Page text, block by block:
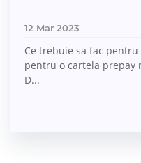
12 Mar 2023
Ce trebuie sa fac
pentru o cartela prepay
D...